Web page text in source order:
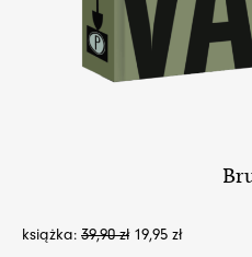
książka: 39,90zł 19,95 zł